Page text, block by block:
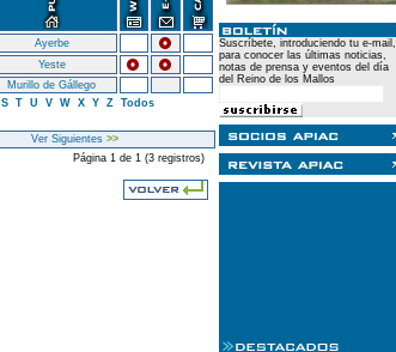
Ayerbe
Yeste
Murillo de Gállego
S T U V W X Y Z Todos
Ver Siguientes >>
Página 1 de 1 (3 registros)
Suscríbete, introduciendo tu e-mail,
para conocer las últimas noticias,
notas de prensa y eventos del día
del Reino de los Mallos